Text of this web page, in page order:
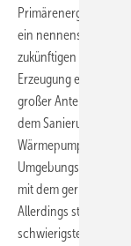
ein nennenswertes
zukünftigen
Erzeugung
großer Anteil des
dem
Umgebungsluft als
mit dem geringsten
Allerdings stellt sie
schwierigsten